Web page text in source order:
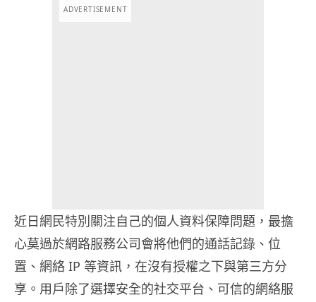
ADVERTISEMENT
近日網民特別關注自己的個人資料保障問題，最擔
心莫過於網路服務公司會將他們的通話記錄、位
置、網絡 IP 等資訊，在沒有授權之下與第三方分
享。用戶除了選擇安全的社交平台、可信的網絡服